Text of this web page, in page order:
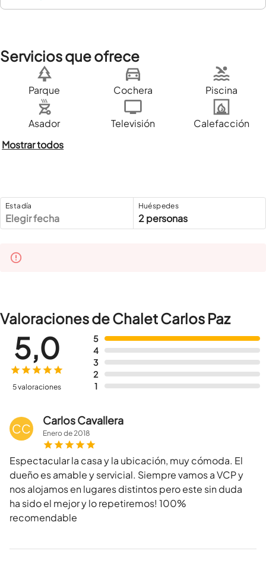
Servicios que ofrece
Parque Cochera Piscina
Asador Televisión
Calefacción
Mostrar todos
Estadía
Elegir fecha
Huéspedes
2 personas
Valoraciones de Chalet Carlos Paz
5
4
3
2
1
5,0
5 valoraciones
CC
Carlos Cavallera
Enerode2018
Espectacular la casa y la ubicación, muy cómoda. El
dueño es amable y servicial. Siempre vamos a VCP y
nos alojamos en lugares distintos pero este sin duda
ha sido el mejor y lo repetiremos! 100%
recomendable